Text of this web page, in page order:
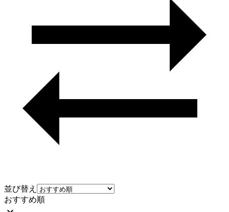
並び替え
おすすめ順